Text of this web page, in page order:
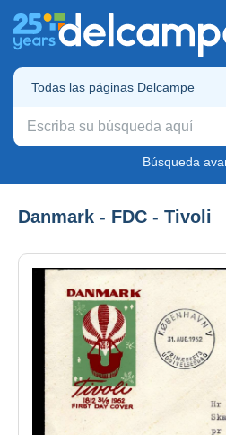
Todas las páginas Delcampe
Búsqueda
Danmark - FDC - Tivoli